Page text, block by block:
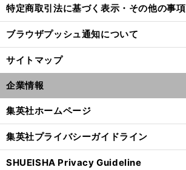
特定商取引法に基づく表示・その他の事項
ブラウザプッシュ通知について
サイトマップ
企業情報
集英社ホームページ
集英社プライバシーガイドライン
SHUEISHA Privacy Guideline